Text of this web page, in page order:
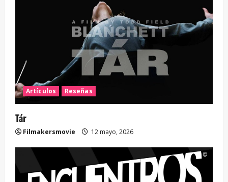
Artículos Reseñas
Tár
Filmakersmovie 12 mayo, 2026